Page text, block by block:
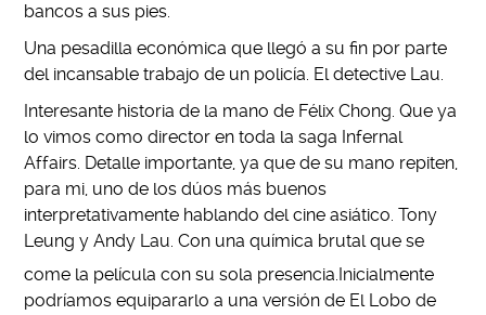
bancos a sus pies.
Una pesadilla económica que llegó a su fin por parte
del incansable trabajo de un policía. El detective Lau.
Interesante historia de la mano de Félix Chong. Que ya
lo vimos como director en toda la saga Infernal
Affairs. Detalle importante, ya que de su mano repiten,
para mi, uno de los dúos más buenos
interpretativamente hablando del cine asiático. Tony
Leung y Andy Lau. Con una química brutal que se
come la película con su sola presencia. Inicialmente
podríamos equipararlo a una versión de El Lobo de